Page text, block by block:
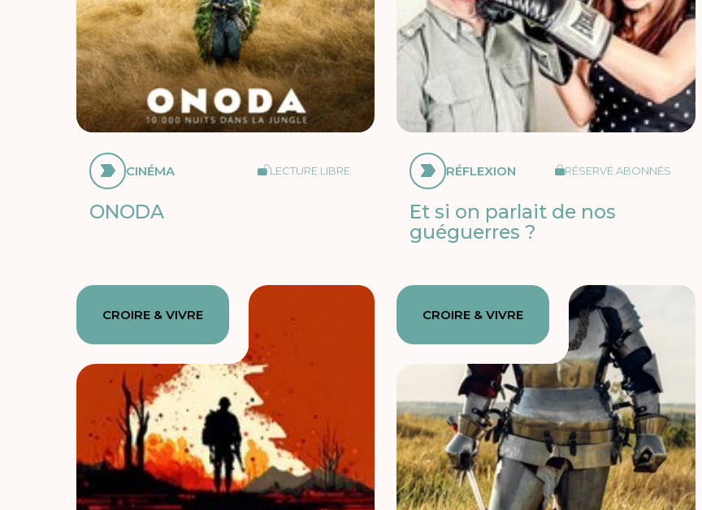
CINÉMA LECTURE LIBRE
ONODA
RÉFLEXION RÉSERVÉ ABONNÉS
Et si on parlait de nos
guéguerres ?
CROIRE & VIVRE CROIRE & VIVRE